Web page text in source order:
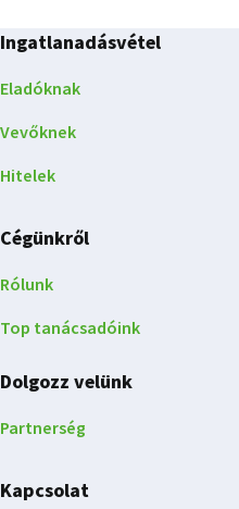
Ingatlanadásvétel
Eladóknak
Vevőknek
Hitelek
Cégünkről
Rólunk
Top tanácsadóink
Dolgozz velünk
Partnerség
Kapcsolat